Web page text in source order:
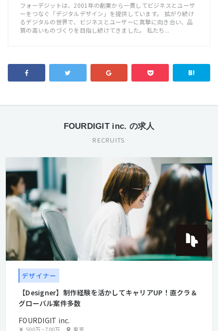
フォーデジットは、2001年の創業から一貫してビジネスとユーザ
ーをつなぐ「デジタルデザイン」を提供しています。 拡がり続け
るデジタルの世界で、ビジネスとユーザーに真摯に向き合い、品
質の高いものづくりを目指し続けてきました。 私たち...
FOURDIGIT inc. の求人
RECRUITS
デザイナー
【Designer】制作経験を活かしてキャリアUP！直クラ＆
グローバル案件多数
FOURDIGIT inc.
500万~700万 東京